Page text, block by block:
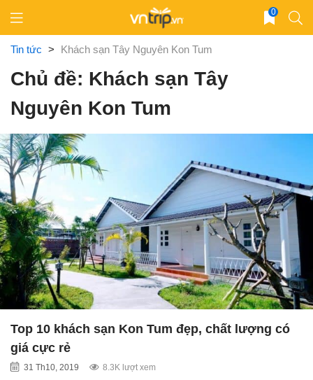
content
0
Tin tức > Khách sạn Tây Nguyên Kon Tum
Chủ đề: Khách sạn Tây
Nguyên Kon Tum
Top 10 khách sạn Kon Tum đẹp, chất lượng có
giá cực rẻ
31 Th10, 2019 8.3K lượt xem